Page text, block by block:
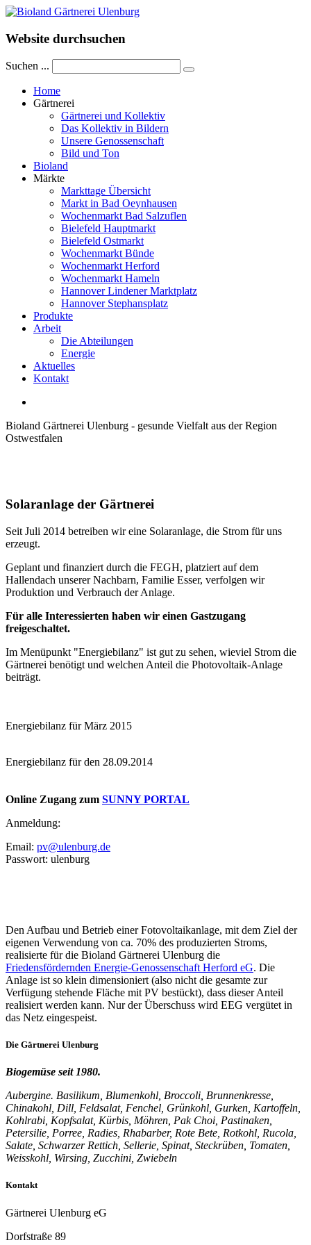
Website durchsuchen
Suchen ...
Home
Gärtnerei
Gärtnerei und Kollektiv
Das Kollektiv in Bildern
Unsere Genossenschaft
Bild und Ton
Bioland
Märkte
Markttage Übersicht
Markt in Bad Oeynhausen
Wochenmarkt Bad Salzuflen
Bielefeld Hauptmarkt
Bielefeld Ostmarkt
Wochenmarkt Bünde
Wochenmarkt Herford
Wochenmarkt Hameln
Hannover Lindener Marktplatz
Hannover Stephansplatz
Produkte
Arbeit
Die Abteilungen
Energie
Aktuelles
Kontakt
Bioland Gärtnerei Ulenburg - gesunde Vielfalt aus der Region
Ostwestfalen
Solaranlage der Gärtnerei
Seit Juli 2014 betreiben wir eine Solaranlage, die Strom für uns
erzeugt.
Geplant und finanziert durch die FEGH, platziert auf dem
Hallendach unserer Nachbarn, Familie Esser, verfolgen wir
Produktion und Verbrauch der Anlage.
Für alle Interessierten haben wir einen Gastzugang
freigeschaltet.
Im Menüpunkt "Energiebilanz" ist gut zu sehen, wieviel Strom die
Gärtnerei benötigt und welchen Anteil die Photovoltaik-Anlage
beiträgt.
Energiebilanz für März 2015
Energiebilanz für den 28.09.2014
Online Zugang zum SUNNY PORTAL
Anmeldung:
Email: pv@ulenburg.de
Passwort: ulenburg
Den Aufbau und Betrieb einer Fotovoltaikanlage, mit dem Ziel der
eigenen Verwendung von ca. 70% des produzierten Stroms,
realisierte für die Bioland Gärtnerei Ulenburg die
Friedensfördernden Energie-Genossenschaft Herford eG. Die
Anlage ist so klein dimensioniert (also nicht die gesamte zur
Verfügung stehende Fläche mit PV bestückt), dass dieser Anteil
realisiert werden kann. Nur der Überschuss wird EEG vergütet in
das Netz eingespeist.
Die Gärtnerei Ulenburg
Biogemüse seit 1980.
Aubergine. Basilikum, Blumenkohl, Broccoli, Brunnenkresse,
Chinakohl, Dill, Feldsalat, Fenchel, Grünkohl, Gurken, Kartoffeln,
Kohlrabi, Kopfsalat, Kürbis, Möhren, Pak Choi, Pastinaken,
Petersilie, Porree, Radies, Rhabarber, Rote Bete, Rotkohl, Rucola,
Salate, Schwarzer Rettich, Sellerie, Spinat, Steckrüben, Tomaten,
Weisskohl, Wirsing, Zucchini, Zwiebeln
Kontakt
Gärtnerei Ulenburg eG
Dorfstraße 89